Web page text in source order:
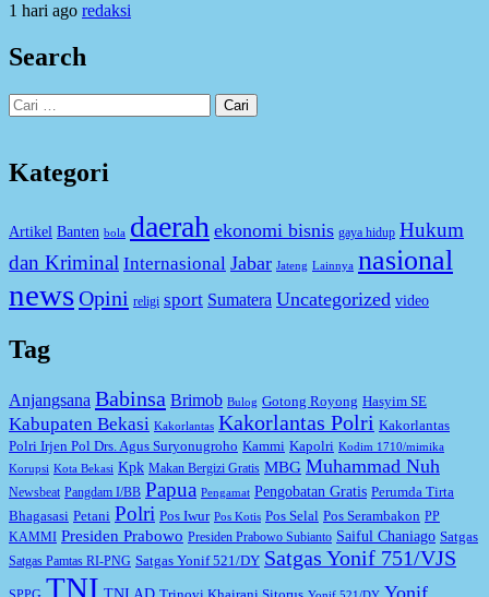
1 hari ago redaksi
Search
Cari
untuk:
Kategori
Artikel Banten bola daerah ekonomi bisnis gaya hidup Hukum
dan Kriminal Internasional Jabar Jateng Lainnya nasional
newsOpini religi sport Sumatera Uncategorized video
Tag
Anjangsana Babinsa Brimob Bulog Gotong Royong Hasyim SE
Kabupaten Bekasi Kakorlantas Kakorlantas Polri Kakorlantas
Polri Irjen Pol Drs. Agus Suryonugroho Kammi Kapolri Kodim 1710/mimika
Korupsi Kota Bekasi Kpk Makan Bergizi Gratis MBG Muhammad Nuh
Newsbeat Pangdam I/BB Papua Pengamat Pengobatan Gratis Perumda Tirta
Bhagasasi Petani Polri Pos Iwur Pos Kotis Pos Selal Pos Serambakon PP
KAMMI Presiden Prabowo Presiden Prabowo Subianto Saiful Chaniago Satgas
Satgas Pamtas RI-PNG Satgas Yonif 521/DY Satgas Yonif 751/VJS
TNI TNI AD Yonif